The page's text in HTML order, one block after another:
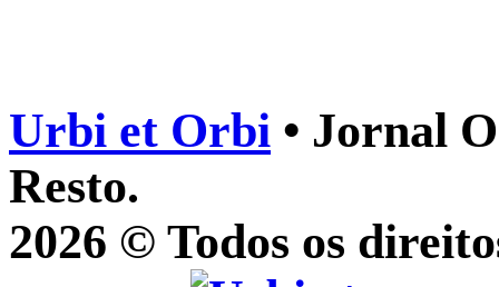
Urbi et Orbi • Jornal
Resto.
2026 © Todos os